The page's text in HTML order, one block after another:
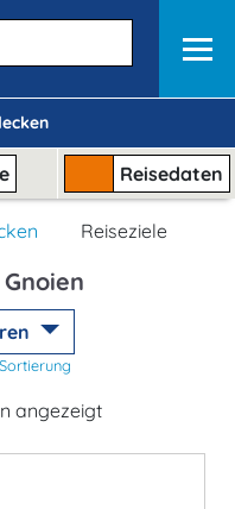
Reisedaten
Reiseziele
angezeigt